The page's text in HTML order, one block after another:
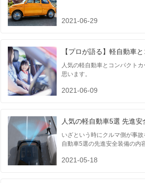
2021-06-29
【プロが語る】軽自動車
人気の軽自動車とコンパクト
思います。
2021-06-09
人気の軽自動車5選 先進安
いざという時にクルマ側が事
自動車5選の先進安全装備の内
2021-05-18